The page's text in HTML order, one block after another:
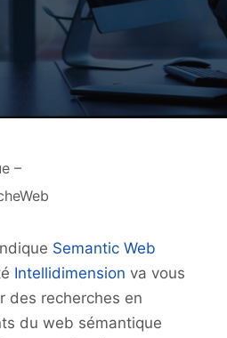
–
Semantic Web
Intellidimension va vous
des recherches en
du web sémantique